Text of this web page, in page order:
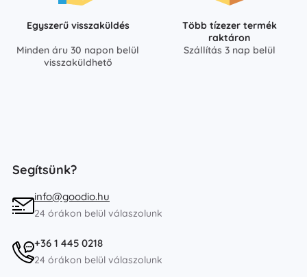
Egyszerű visszaküldés
Minden áru 30 napon belül
visszaküldhető
Több tízezer termék
raktáron
Szállítás 3 nap belül
Segítsünk?
info@goodio.hu
24 órákon belül válaszolunk
+36 1 445 0218
24 órákon belül válaszolunk